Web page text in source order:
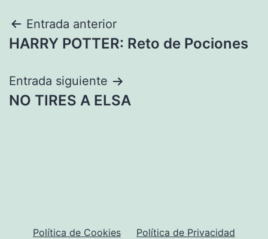
Navegación
de
entradas
Entrada anterior
HARRY POTTER: Reto de Pociones
Entrada siguiente
NO TIRES A ELSA
Política de Cookies Política de Privacidad